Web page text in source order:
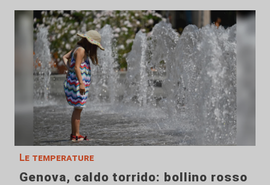
Le temperature
Genova, caldo torrido: bollino rosso